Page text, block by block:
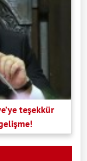
teşekkür